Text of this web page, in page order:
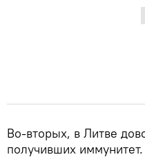
Во-вторых, в Литве
получивших